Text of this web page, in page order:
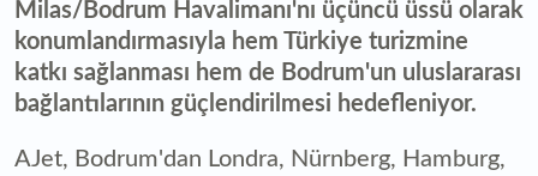
Milas/Bodrum Havalimanı'nı üçüncü üssü olarak
konumlandırmasıyla hem Türkiye turizmine
katkı sağlanması hem de Bodrum'un uluslararası
bağlantılarının güçlendirilmesi hedefleniyor.
AJet, Bodrum'dan Londra, Nürnberg, Hamburg,